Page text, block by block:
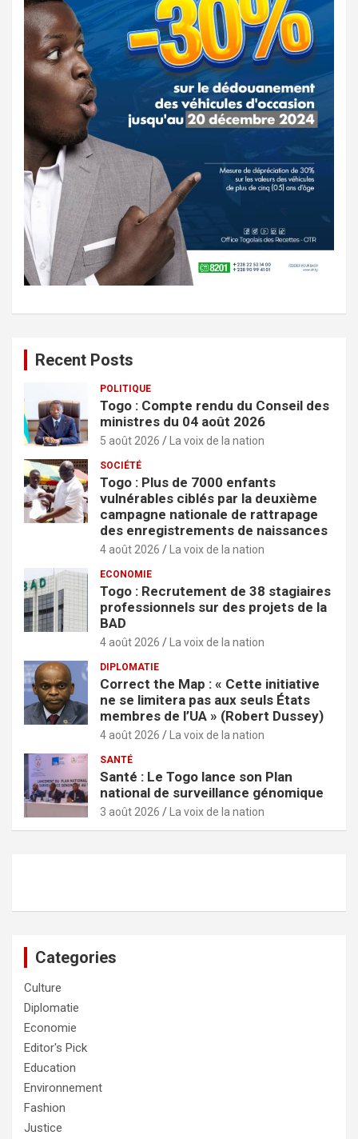
Recent Posts
POLITIQUE
Togo : Compte rendu du Conseil des
ministres du 04 août 2026
5 août 2026 La voix de la nation
SOCIÉTÉ
Togo : Plus de 7000 enfants
vulnérables ciblés par la deuxième
campagne nationale de rattrapage
des enregistrements de naissances
4 août 2026 La voix de la nation
ECONOMIE
Togo : Recrutement de 38 stagiaires
professionnels sur des projets de la
BAD
4 août 2026 La voix de la nation
DIPLOMATIE
Correct the Map : « Cette initiative
ne se limitera pas aux seuls États
membres de l’UA » (Robert Dussey)
4 août 2026 La voix de la nation
SANTÉ
Santé : Le Togo lance son Plan
national de surveillance génomique
3 août 2026 La voix de la nation
Categories
Culture
Diplomatie
Economie
Editor's Pick
Education
Environnement
Fashion
Justice